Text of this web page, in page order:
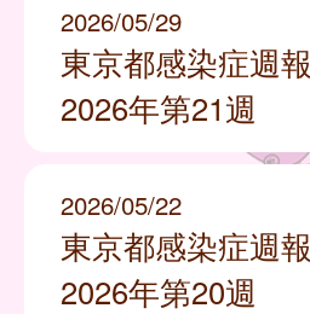
2026/05/29
東京都感染症週報
2026年第21週
2026/05/22
東京都感染症週報
2026年第20週